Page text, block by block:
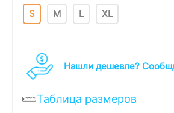
S M L XL
Нашли дешевле?
Таблица размеров